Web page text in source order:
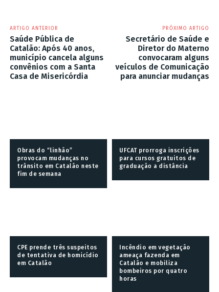
ARTIGO ANTERIOR
Saúde Pública de
Catalão: Após 40 anos,
município cancela alguns
convênios com a Santa
Casa de Misericórdia
PRÓXIMO ARTIGO
Secretário de Saúde e
Diretor do Materno
convocaram alguns
veículos de Comunicação
para anunciar mudanças
Obras do “linhão”
provocam mudanças no
trânsito em Catalão neste
fim de semana
UFCAT prorroga inscrições
para cursos gratuitos de
graduação a distância
CPE prende três suspeitos
de tentativa de homicídio
em Catalão
Incêndio em vegetação
ameaça fazenda em
Catalão e mobiliza
bombeiros por quatro
horas